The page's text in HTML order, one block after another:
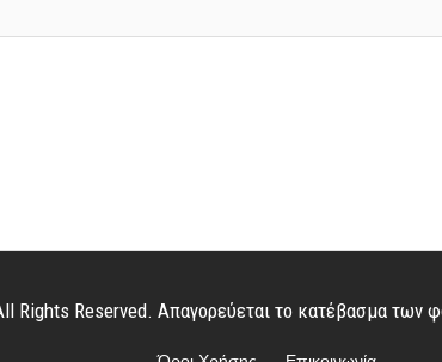
Reserved. Απαγορεύεται το κατέβασμα των